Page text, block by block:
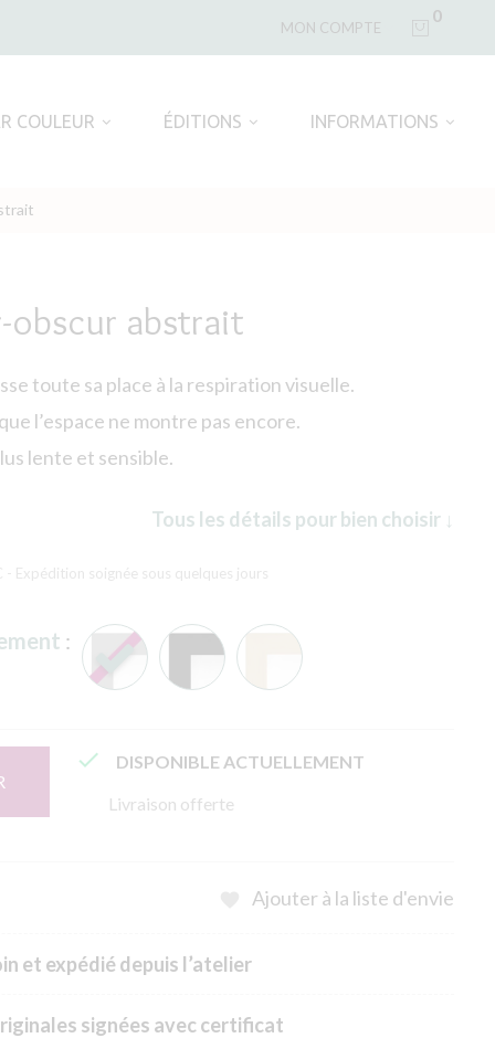
MON COMPTE
0
COULEUR ÉDITIONS INFORMATIONS
obscur abstrait
toute sa place à la respiration visuelle.
l’espace ne montre pas encore.
lente et sensible.
Tous les détails pour bien choisir ↓
- Expédition soignée sous quelques jours
:
 DISPONIBLE ACTUELLEMENT
Livraison offerte
Ajouter à la liste d'envie
et expédié depuis l’atelier
signées avec certificat